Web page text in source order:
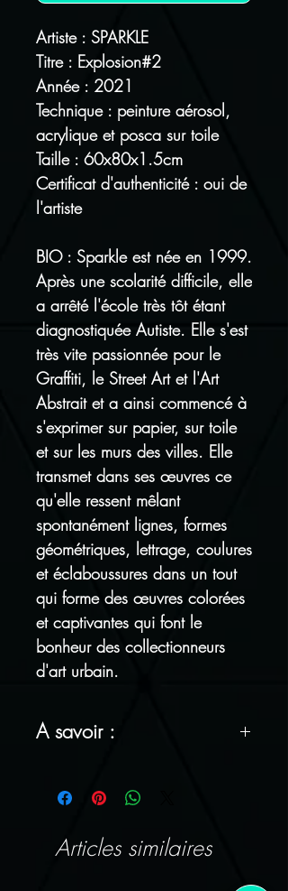
Artiste : SPARKLE
Titre : Explosion#2
Année : 2021
Technique : peinture aérosol,
acrylique et posca sur toile
Taille : 60x80x1.5cm
Certificat d'authenticité : oui de
l'artiste
BIO : Sparkle est née en 1999.
Après une scolarité difficile, elle
a arrêté l'école très tôt étant
diagnostiquée Autiste. Elle s'est
très vite passionnée pour le
Graffiti, le Street Art et l'Art
Abstrait et a ainsi commencé à
s'exprimer sur papier, sur toile
et sur les murs des villes. Elle
transmet dans ses œuvres ce
qu'elle ressent mêlant
spontanément lignes, formes
géométriques, lettrage, coulures
et éclaboussures dans un tout
qui forme des œuvres colorées
et captivantes qui font le
bonheur des collectionneurs
d'art urbain.
A savoir :
FRAIS DE PORT OFFERTS !
emballés avec soin
Articles similaires